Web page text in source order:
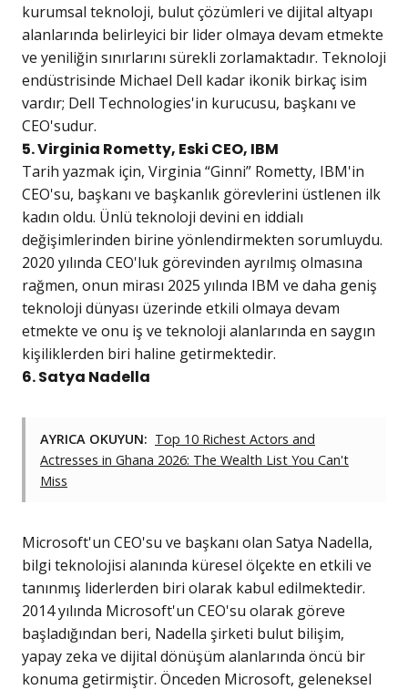
kurumsal teknoloji, bulut çözümleri ve dijital altyapı
alanlarında belirleyici bir lider olmaya devam etmekte
ve yeniliğin sınırlarını sürekli zorlamaktadır. Teknoloji
endüstrisinde Michael Dell kadar ikonik birkaç isim
vardır; Dell Technologies'in kurucusu, başkanı ve
CEO'sudur.
5. Virginia Rometty, Eski CEO, IBM
Tarih yazmak için, Virginia “Ginni” Rometty, IBM'in
CEO'su, başkanı ve başkanlık görevlerini üstlenen ilk
kadın oldu. Ünlü teknoloji devini en iddialı
değişimlerinden birine yönlendirmekten sorumluydu.
2020 yılında CEO'luk görevinden ayrılmış olmasına
rağmen, onun mirası 2025 yılında IBM ve daha geniş
teknoloji dünyası üzerinde etkili olmaya devam
etmekte ve onu iş ve teknoloji alanlarında en saygın
kişiliklerden biri haline getirmektedir.
6. Satya Nadella
AYRICA OKUYUN: Top 10 Richest Actors and
Actresses in Ghana 2026: The Wealth List You Can't
Miss
Microsoft'un CEO'su ve başkanı olan Satya Nadella,
bilgi teknolojisi alanında küresel ölçekte en etkili ve
tanınmış liderlerden biri olarak kabul edilmektedir.
2014 yılında Microsoft'un CEO'su olarak göreve
başladığından beri, Nadella şirketi bulut bilişim,
yapay zeka ve dijital dönüşüm alanlarında öncü bir
konuma getirmiştir. Önceden Microsoft, geleneksel